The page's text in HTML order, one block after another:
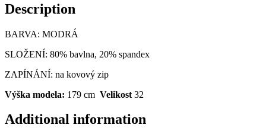
Description
BARVA: MODRÁ
SLOŽENÍ: 80% bavlna, 20% spandex
ZAPÍNÁNÍ: na kovový zip
Výška modela: 179 cm Velikost 32
Additional information